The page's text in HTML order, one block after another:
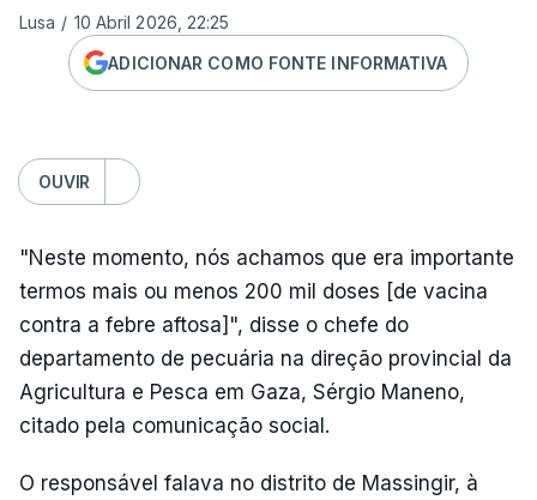
Lusa / 10 Abril 2026, 22:25
ADICIONAR COMO FONTE INFORMATIVA
OUVIR
"Neste momento, nós achamos que era importante
termos mais ou menos 200 mil doses [de vacina
contra a febre aftosa]", disse o chefe do
departamento de pecuária na direção provincial da
Agricultura e Pesca em Gaza, Sérgio Maneno,
citado pela comunicação social.
O responsável falava no distrito de Massingir, à